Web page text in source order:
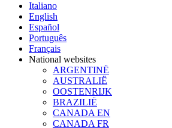
Italiano
English
Español
Português
Français
National websites
ARGENTINË
AUSTRALIË
OOSTENRIJK
BRAZILIË
CANADA EN
CANADA FR